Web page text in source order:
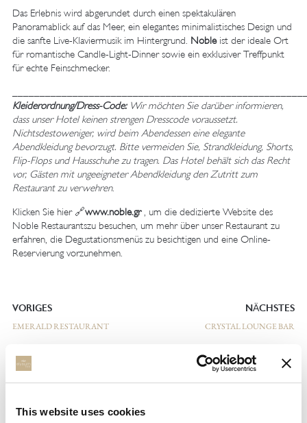
This website uses cookies
Das Erlebnis wird abgerundet durch einen spektakulären
Panoramablick auf das Meer, ein elegantes minimalistisches Design und
die sanfte Live-Klaviermusik im Hintergrund. Nobleist der ideale Ort
für romantische Candle-Light-Dinner sowie ein exklusiver Treffpunkt
für echte Feinschmecker.
Kleiderordnung/Dress-Code:Wir möchten Sie darüber informieren,
dass unser Hotel keinen strengen Dresscode voraussetzt.
Nichtsdestoweniger, wird beim Abendessen eine elegante
Abendkleidung bevorzugt. Bitte vermeiden Sie, Strandkleidung, Shorts,
Flip-Flops und Hausschuhe zu tragen. Das Hotel behält sich das Recht
vor, Gästen mit ungeeigneter Abendkleidung den Zutritt zum
Restaurant zu verwehren.
Klicken Sie hier 🔗www.noble.gr , um die dedizierte Website des
Noble Restaurantszu besuchen, um mehr über unser Restaurant zu
erfahren, die Degustationsmenüs zu besichtigen und eine Online-
Reservierung vorzunehmen.
VORIGES
EMERALD RESTAURANT
NÄCHSTES
CRYSTAL LOUNGE BAR